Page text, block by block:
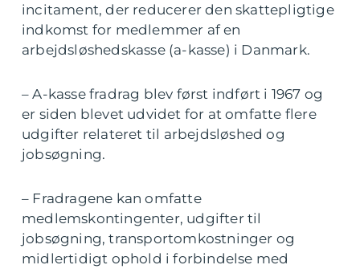
incitament, der reducerer den skattepligtige
indkomst for medlemmer af en
arbejdsløshedskasse (a-kasse) i Danmark.
– A-kasse fradrag blev først indført i 1967 og
er siden blevet udvidet for at omfatte flere
udgifter relateret til arbejdsløshed og
jobsøgning.
– Fradragene kan omfatte
medlemskontingenter, udgifter til
jobsøgning, transportomkostninger og
midlertidigt ophold i forbindelse med